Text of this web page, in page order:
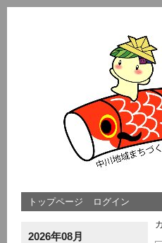
トップページ ログイン
2026年08月